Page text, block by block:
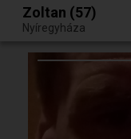
Egy jó randiból bármi lehet.
Zoltan (57)
Nyíregyháza